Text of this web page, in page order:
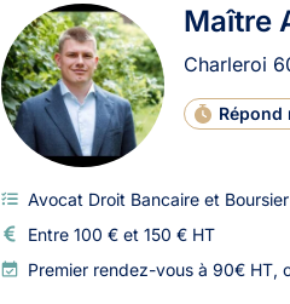
Maître
Charleroi
Répond
Avocat Droit Bancaire et
Entre 100 € et 150 € HT
Premier rendez-vous à 90€ HT,